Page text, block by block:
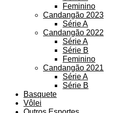
Feminino
Candangão 2023
Série A
Candangão 2022
Série A
Série B
Feminino
Candangão 2021
Série A
Série B
Basquete
Vôlei